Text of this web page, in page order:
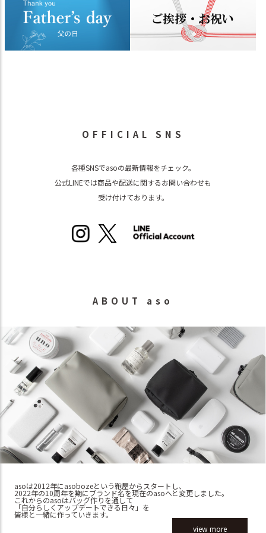
OFFICIAL SNS
各種SNSでasoの最新情報をチェック。
公式LINEでは商品や配送に関するお問い合わせも
受け付けております。
ABOUT aso
asoは2012年にasobozeという鞄屋からスタートし、
2022年の10周年を期にブランド名を現在のasoへと変更しました。
これからのasoはバッグ作りを通して
「自分らしくアップデートできる日々」を
皆様と一緒に作っていきます。
view more